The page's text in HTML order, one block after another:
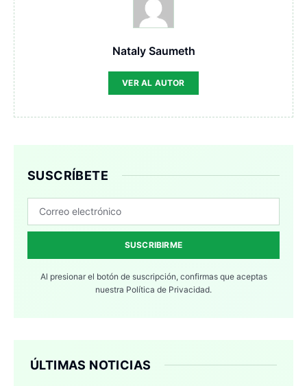
Nataly Saumeth
VER AL AUTOR
SUSCRÍBETE
SUSCRIBIRME
Al presionar el botón de suscripción, confirmas que aceptas
nuestra Política de Privacidad.
ÚLTIMAS NOTICIAS